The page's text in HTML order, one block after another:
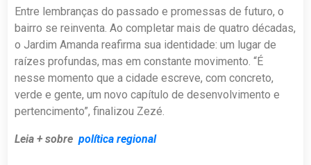
Entre lembranças do passado e promessas de futuro, o
bairro se reinventa. Ao completar mais de quatro décadas,
o Jardim Amanda reafirma sua identidade: um lugar de
raízes profundas, mas em constante movimento. “É
nesse momento que a cidade escreve, com concreto,
verde e gente, um novo capítulo de desenvolvimento e
pertencimento”, finalizou Zezé.
Leia + sobre política regional